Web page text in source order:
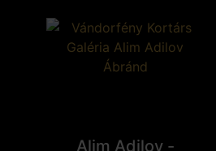
Alim Adilov -